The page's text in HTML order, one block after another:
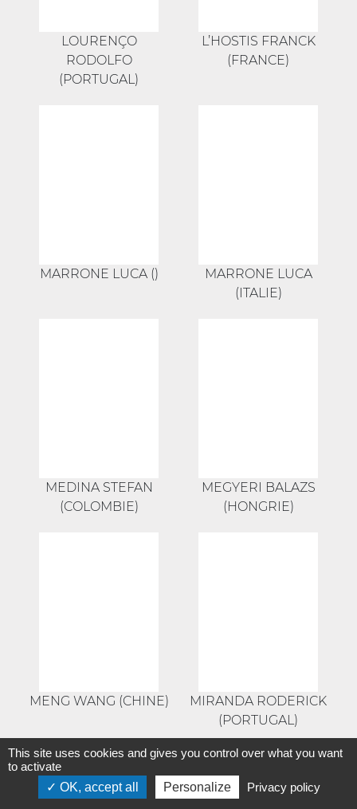
LOURENÇO
RODOLFO
(PORTUGAL)
L’HOSTIS FRANCK
(FRANCE)
MARRONE LUCA ()
MARRONE LUCA
(ITALIE)
MEDINA STEFAN
(COLOMBIE)
MEGYERI BALAZS
(HONGRIE)
MENG WANG (CHINE)
MIRANDA RODERICK
(PORTUGAL)
This site uses cookies and gives you control over what you want
to activate
OK, accept all
Personalize Privacy policy